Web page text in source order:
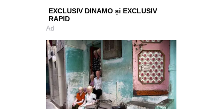
EXCLUSIV DINAMO și EXCLUSIV
RAPID
Ad